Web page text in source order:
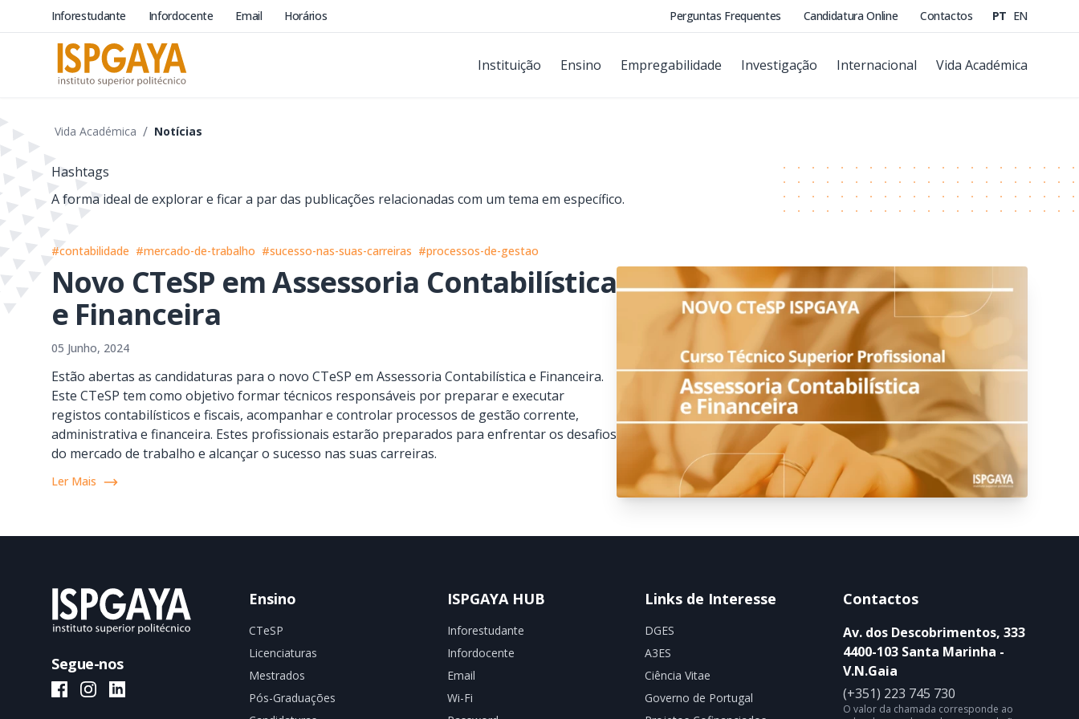
Inforestudante Infordocente Email Horários Perguntas Frequentes Candidatura Online Contactos PT EN
Instituição Ensino Empregabilidade Investigação Internacional Vida Académica
Vida Académica / Notícias
Hashtags
A forma ideal de explorar e ficar a par das publicações relacionadas com um tema em específico.
#contabilidade #mercado-de-trabalho #sucesso-nas-suas-carreiras #processos-de-gestao
Novo CTeSP em Assessoria Contabilística
e Financeira
05 Junho, 2024
Estão abertas as candidaturas para o novo CTeSP em Assessoria Contabilística e Financeira.
Este CTeSP tem como objetivo formar técnicos responsáveis por preparar e executar
registos contabilísticos e fiscais, acompanhar e controlar processos de gestão corrente,
administrativa e financeira. Estes profissionais estarão preparados para enfrentar os desafios
do mercado de trabalho e alcançar o sucesso nas suas carreiras.
Ler Mais
Segue-nos
ISPGAYA Facebook
ISPGAYA Instagram
ISPGAYA LinkedIn
Ensino
CTeSP
Licenciaturas
Mestrados
Pós-Graduações
ISPGAYA HUB
Inforestudante
Infordocente
Email
Wi-Fi
Links de Interesse
DGES
A3ES
Ciência Vitae
Governo de Portugal
Contactos
Av. dos Descobrimentos, 333
4400-103 Santa Marinha -
V.N.Gaia
(+351) 223 745 730
O valor da chamada corresponde ao